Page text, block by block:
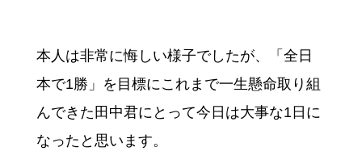
本人は非常に悔しい様子でしたが、「全日
本で1勝」を目標にこれまで一生懸命取り組
んできた田中君にとって今日は大事な1日に
なったと思います。